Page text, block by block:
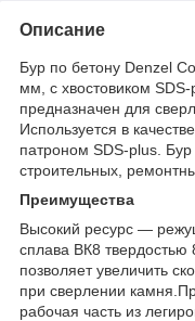
Описание
Бур по бетону Denzel
мм, с хвостовиком
предназначен для
Используется в
патроном SDS-plus.
строительных,
Преимущества
Высокий ресурс —
сплава ВК8 твердостью
позволяет увеличить
при сверлении
рабочая часть из